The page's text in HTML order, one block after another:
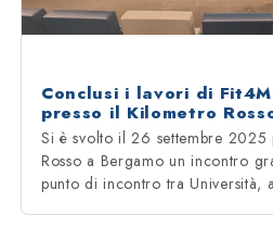
Conclusi i lavori di
presso il Kilometro
Si è svolto il 26 settembre 2025
Rosso a Bergamo un incontro
punto di incontro tra Università,